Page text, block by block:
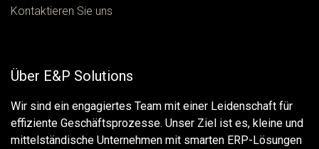
Kontaktieren Sie uns
Über E&P Solutions
Wir sind ein engagiertes Team mit einer Leidenschaft für
effiziente Geschäftsprozesse. Unser Ziel ist es, kleine und
mittelständische Unternehmen mit smarten ERP-Lösungen